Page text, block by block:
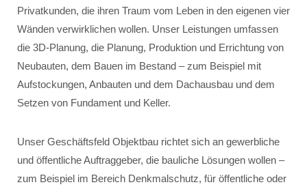
Privatkunden, die ihren Traum vom Leben in den eigenen vier
Wänden verwirklichen wollen. Unser Leistungen umfassen
die 3D-Planung, die Planung, Produktion und Errichtung von
Neubauten, dem Bauen im Bestand – zum Beispiel mit
Aufstockungen, Anbauten und dem Dachausbau und dem
Setzen von Fundament und Keller.
Unser Geschäftsfeld Objektbau richtet sich an gewerbliche
und öffentliche Auftraggeber, die bauliche Lösungen wollen –
zum Beispiel im Bereich Denkmalschutz, für öffentliche oder